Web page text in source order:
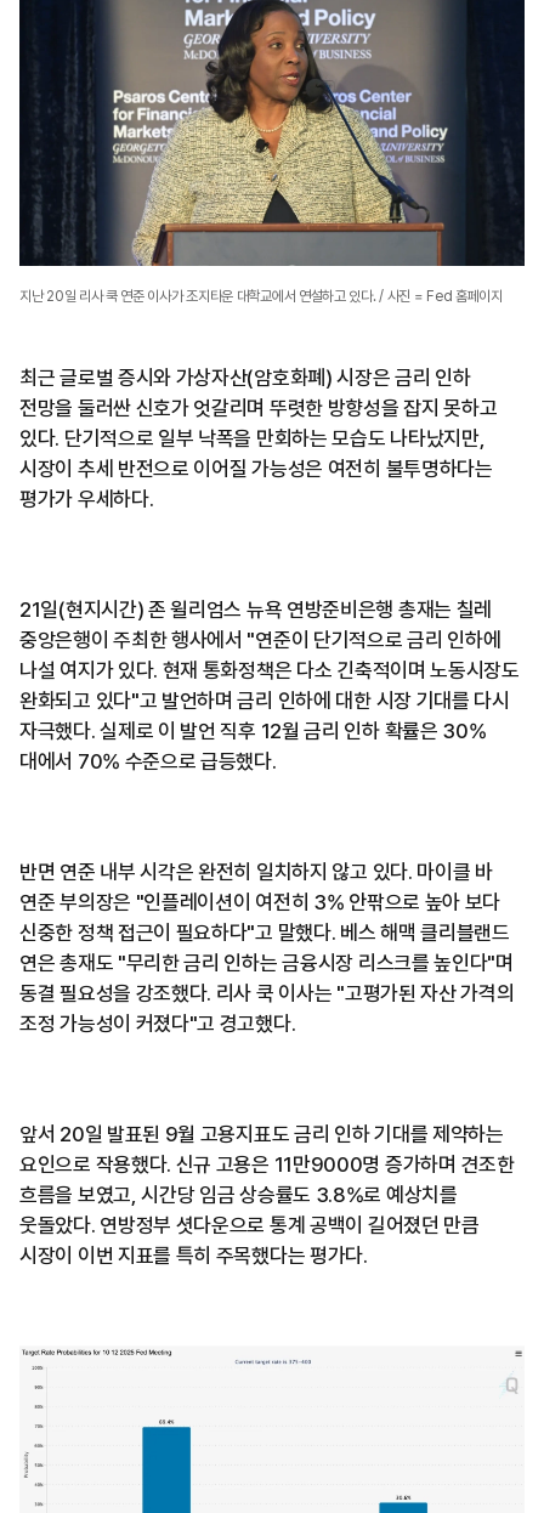
지난 20일 리사 쿡 연준 이사가 조지타운 대학교에서 연설하고 있다. / 사진 = Fed 홈페이지
최근 글로벌 증시와 가상자산(암호화폐) 시장은 금리 인하
전망을 둘러싼 신호가 엇갈리며 뚜렷한 방향성을 잡지 못하고
있다. 단기적으로 일부 낙폭을 만회하는 모습도 나타났지만,
시장이 추세 반전으로 이어질 가능성은 여전히 불투명하다는
평가가 우세하다.
21일(현지시간) 존 윌리엄스 뉴욕 연방준비은행 총재는 칠레
중앙은행이 주최한 행사에서 "연준이 단기적으로 금리 인하에
나설 여지가 있다. 현재 통화정책은 다소 긴축적이며 노동시장도
완화되고 있다"고 발언하며 금리 인하에 대한 시장 기대를 다시
자극했다. 실제로 이 발언 직후 12월 금리 인하 확률은 30%
대에서 70% 수준으로 급등했다.
반면 연준 내부 시각은 완전히 일치하지 않고 있다. 마이클 바
연준 부의장은 "인플레이션이 여전히 3% 안팎으로 높아 보다
신중한 정책 접근이 필요하다"고 말했다. 베스 해맥 클리블랜드
연은 총재도 "무리한 금리 인하는 금융시장 리스크를 높인다"며
동결 필요성을 강조했다. 리사 쿡 이사는 "고평가된 자산 가격의
조정 가능성이 커졌다"고 경고했다.
앞서 20일 발표된 9월 고용지표도 금리 인하 기대를 제약하는
요인으로 작용했다. 신규 고용은 11만9000명 증가하며 견조한
흐름을 보였고, 시간당 임금 상승률도 3.8%로 예상치를
웃돌았다. 연방정부 셧다운으로 통계 공백이 길어졌던 만큼
시장이 이번 지표를 특히 주목했다는 평가다.